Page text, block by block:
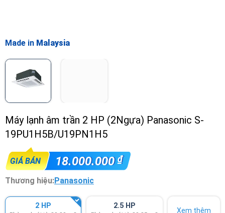
Made in Malaysia
Máy lạnh âm trần 2 HP (2Ngựa) Panasonic S-
19PU1H5B/U19PN1H5
GIÁ BÁN 18.000.000₫
Thương hiệu:Panasonic
2 HP 2.5 HP
Xem thêm